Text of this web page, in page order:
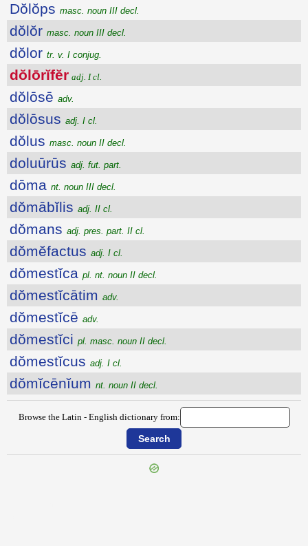
Dŏlŏps masc. noun III decl.
dŏlŏr masc. noun III decl.
dŏlor tr. v. I conjug.
dŏlōrĭfĕr adj. I cl.
dŏlōsē adv.
dŏlōsus adj. I cl.
dŏlus masc. noun II decl.
doluūrūs adj. fut. part.
dōma nt. noun III decl.
dŏmābĭlis adj. II cl.
dŏmans adj. pres. part. II cl.
dŏmĕfactus adj. I cl.
dŏmestĭca pl. nt. noun II decl.
dŏmestĭcātim adv.
dŏmestĭcē adv.
dŏmestĭci pl. masc. noun II decl.
dŏmestĭcus adj. I cl.
dŏmĭcēnĭum nt. noun II decl.
Browse the Latin - English dictionary from: